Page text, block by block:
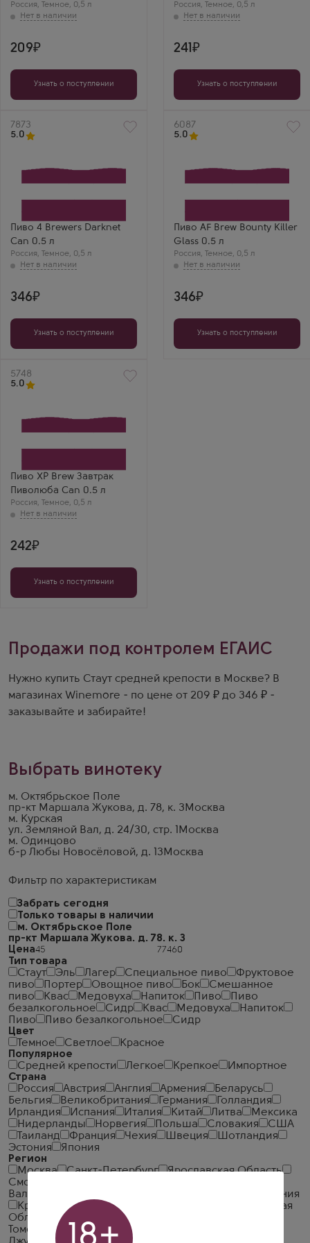
Фильтр по характеристикам
Забрать сегодня
Только товары в наличии
м. Октябрьское Поле
пр-кт Маршала Жукова. д. 78. к. 3
Цена
Тип товара
Стаут
Эль Лагер Специальное пиво
Фруктовое
пиво
Портер Овощное пиво Бок
Смешанное
пиво
Квас Медовуха Напиток Пиво
Пиво
безалкогольное
Сидр Квас Медовуха
Напиток
Пиво
Пиво безалкогольное
Сидр
Цвет
Темное
Светлое
Красное
Популярное
Средней крепости
Легкое Крепкое
Импортное
Страна
Россия
Австрия Англия Армения
Беларусь
Бельгия
Великобритания Германия
Голландия
Ирландия
Испания Италия Китай Литва
Мексика
Нидерланды
Норвегия Польша Словакия
США
Таиланд
Франция Чехия Швеция
Шотландия
Эстония
Япония
Регион
Москва
Санкт-Петербург
Ярославская Область
Смоленская Область
Валлония
Каталония
Краснодарский край
Московская
Область
Нормандия
Томск
Тула Умбрия Фландрия
Россия, Темное, 0,5 л
209
Узнать о поступлении
Россия, Темное, 0,5 л
241
Узнать о поступлении
Артикул
7873
5.0
Пиво 4 Brewers Darknet
Can 0.5 л
Россия, Темное, 0,5 л
346
Узнать о поступлении
Артикул
6087
5.0
Пиво AF Brew Bounty Killer
Glass 0.5 л
Россия, Темное, 0,5 л
346
Узнать о поступлении
Артикул
5748
5.0
Пиво XP Brew Завтрак
Пиволюба Can 0.5 л
Россия, Темное, 0,5 л
242
Узнать о поступлении
Продажи под контролем ЕГАИС
Нужно купить Стаут средней крепости в Москве? В
магазинах Winemore - по цене от 209 ₽ до 346 ₽ -
заказывайте и забирайте!
Выбрать винотеку
м. Октябрьское Поле
пр-кт Маршала Жукова, д. 78, к. 3 Москва
м. Курская
ул. Земляной Вал, д. 24/30, стр. 1
Москва
м. Одинцово
б-р Любы Новосёловой, д. 13 Москва